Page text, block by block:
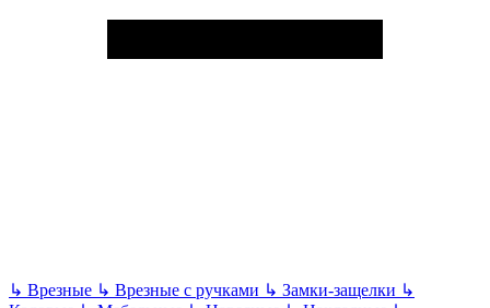
↳ Врезные ↳ Врезные с ручками ↳ Замки-защелки ↳